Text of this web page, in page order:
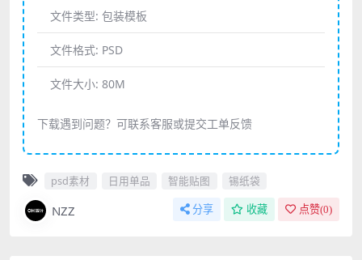
文件类型: 包装模板
文件格式: PSD
文件大小: 80M
下载遇到问题？可联系客服或提交工单反馈
psd素材 日用单品 智能贴图 锡纸袋
NZZ 分享 收藏 点赞(0)